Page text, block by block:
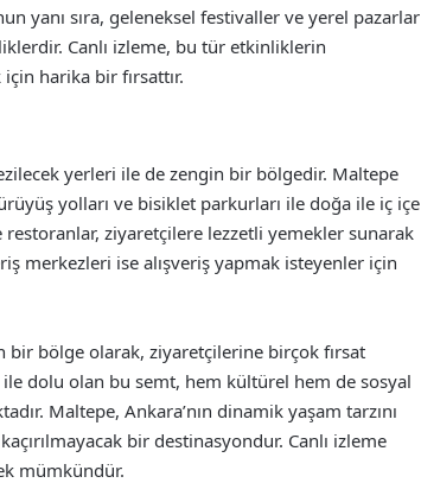
yanı sıra, geleneksel festivaller ve yerel pazarlar
Canlı izleme, bu tür etkinliklerin
harika bir fırsattır.
yerleri ile de zengin bir bölgedir. Maltepe
yolları ve bisiklet parkurları ile doğa ile iç içe
ziyaretçilere lezzetli yemekler sunarak
merkezleri ise alışveriş yapmak isteyenler için
bir bölge olarak, ziyaretçilerine birçok fırsat
dolu olan bu semt, hem kültürel hem de sosyal
Maltepe, Ankara’nın dinamik yaşam tarzını
bir destinasyondur. Canlı izleme
mümkündür.